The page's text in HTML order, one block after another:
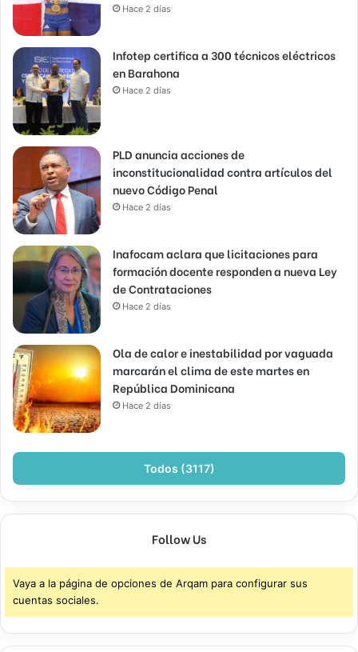
Hace 2 días
Infotep certifica a 300 técnicos eléctricos
en Barahona
Hace 2 días
PLD anuncia acciones de
inconstitucionalidad contra artículos del
nuevo Código Penal
Hace 2 días
Inafocam aclara que licitaciones para
formación docente responden a nueva Ley
de Contrataciones
Hace 2 días
Ola de calor e inestabilidad por vaguada
marcarán el clima de este martes en
República Dominicana
Hace 2 días
Todos (3117)
Follow Us
Vaya a la página de opciones de Arqam para configurar sus
cuentas sociales.